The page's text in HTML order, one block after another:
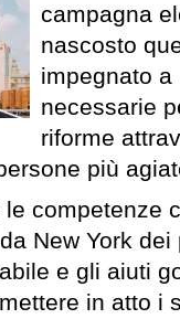
campagna
nascosto
impegnato
necessarie
riforme
più
competenze
New York
e gli aiuti
in atto i